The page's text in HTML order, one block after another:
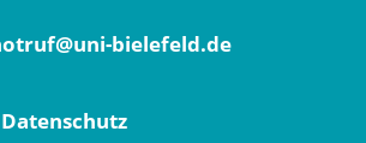
bielefeld.de
Datenschutz